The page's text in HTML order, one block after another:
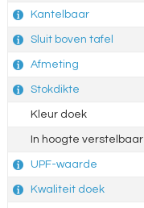
Kantelbaar
Sluit boven tafel
Afmeting
Stokdikte
Kleur doek
In hoogte verstelbaar
UPF-waarde
Kwaliteit doek